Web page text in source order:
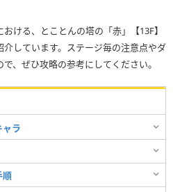
ける、とことんの塔の「赤」【13F】
しています。ステージ毎の注意点やダ
、ぜひ攻略の参考にしてください。
ャラ
順